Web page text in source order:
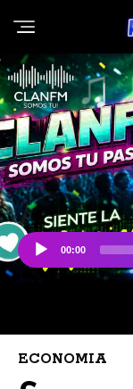
ECONOMIA